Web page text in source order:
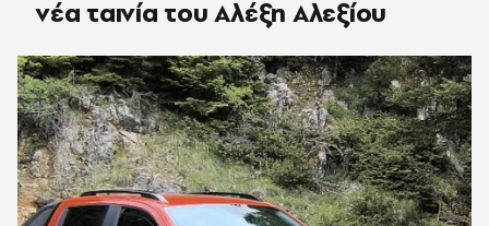
νέα ταινία του Αλέξη Αλεξίου